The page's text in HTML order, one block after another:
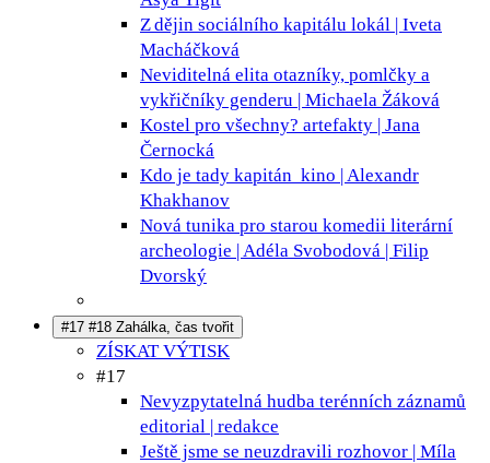
Z dějin sociálního kapitálu lokál | Iveta
Macháčková
Neviditelná elita otazníky, pomlčky a
vykřičníky genderu | Michaela Žáková
Kostel pro všechny? artefakty | Jana
Černocká
Kdo je tady kapitán kino | Alexandr
Khakhanov
Nová tunika pro starou komedii literární
archeologie | Adéla Svobodová | Filip
Dvorský
#17 #18 Zahálka, čas tvořit
ZÍSKAT VÝTISK
#17
Nevyzpytatelná hudba terénních záznamů
editorial | redakce
Ještě jsme se neuzdravili rozhovor | Míla